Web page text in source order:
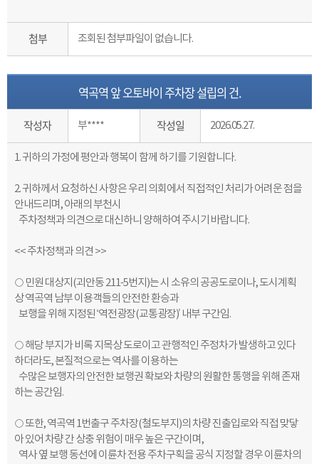
첨부 조회된 첨부파일이 없습니다.
역곡역 앞 오토바이 주차장 설립의 건.
작성자 부**** 작성일 2026.05.27.
1. 귀하의 가정에 평안과 행복이 함께 하기를 기원합니다.
2.귀하께서 요청하신 사항은 우리 의회에서 직접적인 처리가 어려운 점을
안내드리며,아래의 부천시
주차정책과 의견으로 대신하니 양해하여 주시기 바랍니다.
<< 주차정책과 의견 >>
○ 민원 대상지(괴안동 211-5번지)는 시 소유의 공공도로이나, 도시계획
상 역곡역 남부 이용객들의 안전한 환승과
보행을 위해 지정된 ‘역전광장(교통광장)’ 내부 구간임.
○해당 부지가 비록 지목상 도로이고 관행적인 주정차가 발생하고 있다
하더라도, 본질적으로는 역사를 이용하는
수많은 보행자의 안전한 보행권 확보와 차량의 원활한 통행을 위해 존재
하는 공간임.
○또한, 역곡역 1번출구 주차장(철도부지)의 차량 진출입로와 직접 맞닿
아 있어 차량간상충 위험이 매우 높은 구간이며,
역사 옆 보행 동선에 이륜차 전용 주차구획을공식 지정할 경우 이륜차의